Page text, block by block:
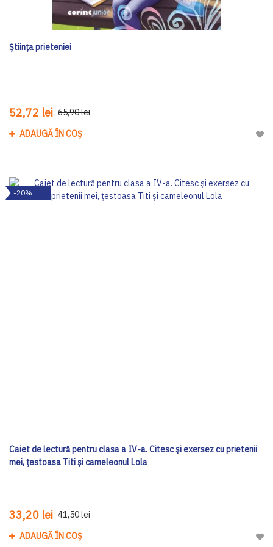
Știința prieteniei
52,72 lei 65,90 lei
ADAUGĂ ÎN COȘ
-20%
Caiet de lectură pentru clasa a IV-a. Citesc și exersez cu prietenii
mei, țestoasa Titi și cameleonul Lola
33,20 lei 41,50 lei
ADAUGĂ ÎN COȘ